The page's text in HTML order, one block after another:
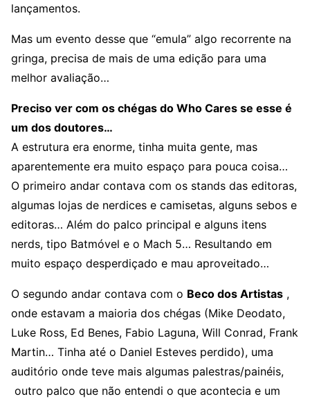
lançamentos.
Mas um evento desse que “emula” algo recorrente na
gringa, precisa de mais de uma edição para uma
melhor avaliação…
Preciso ver com os chégas do Who Cares se esse é
um dos doutores…
A estrutura era enorme, tinha muita gente, mas
aparentemente era muito espaço para pouca coisa…
O primeiro andar contava com os stands das editoras,
algumas lojas de nerdices e camisetas, alguns sebos e
editoras… Além do palco principal e alguns itens
nerds, tipo Batmóvel e o Mach 5… Resultando em
muito espaço desperdiçado e mau aproveitado…
O segundo andar contava com o Beco dos Artistas ,
onde estavam a maioria dos chégas (Mike Deodato,
Luke Ross, Ed Benes, Fabio Laguna, Will Conrad, Frank
Martin… Tinha até o Daniel Esteves perdido), uma
auditório onde teve mais algumas palestras/painéis,
outro palco que não entendi o que acontecia e um